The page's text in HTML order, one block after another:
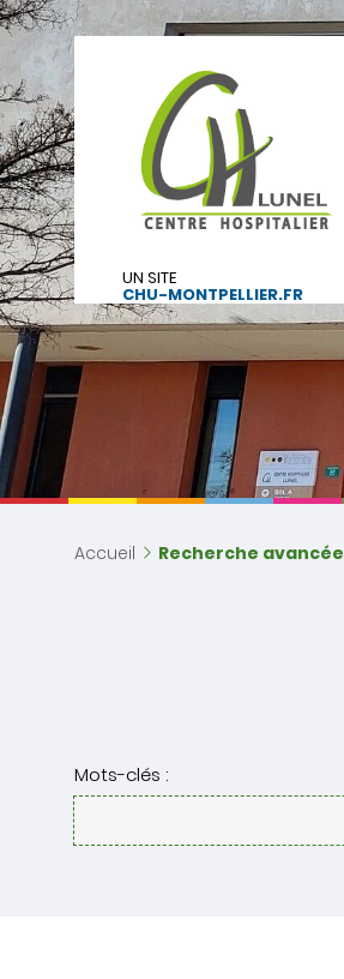
UN SITE
CHU-MONTPELLIER.FR
Accueil Recherche avancée
Mots-clés :